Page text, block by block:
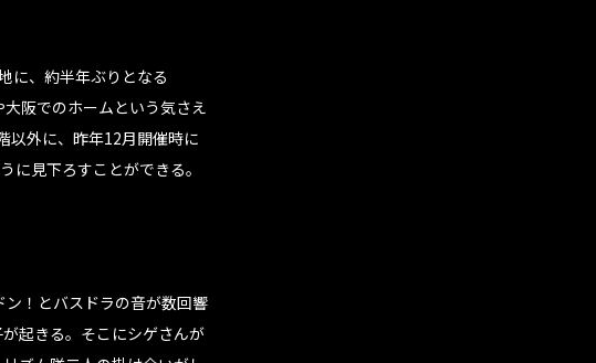
に、約半年ぶりとなる
阪でのホームという気さえ
以外に、昨年12月開催時に
に見下ろすことができる。
！とバスドラの音が数回響
起きる。そこにシゲさんが